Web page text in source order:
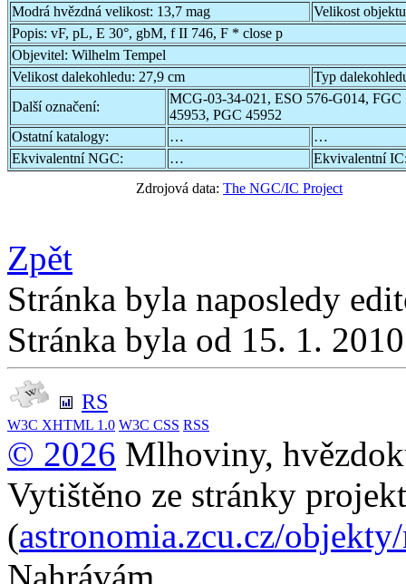
Modrá hvězdná velikost: 13,7 mag
Velikost
Popis: vF, pL, E 30°, gbM, f II 746, F * close p
Objevitel: Wilhelm Tempel
Velikost dalekohledu: 27,9 cm
Typ
Další označení:
MCG-03-34-021, ESO 576-G014,
45953, PGC 45952
Ostatní katalogy:
…
…
Ekvivalentní NGC:
…
Ekvivalentní
Zdrojová data: The NGC/IC Project
Zpět
Stránka byla naposledy
Stránka byla od 15. 1.
RS
W3C XHTML 1.0 W3C CSS RSS
© 2026 Mlhoviny,
Vytištěno ze stránky
(astronomia.zcu.cz/
Nahrávám...